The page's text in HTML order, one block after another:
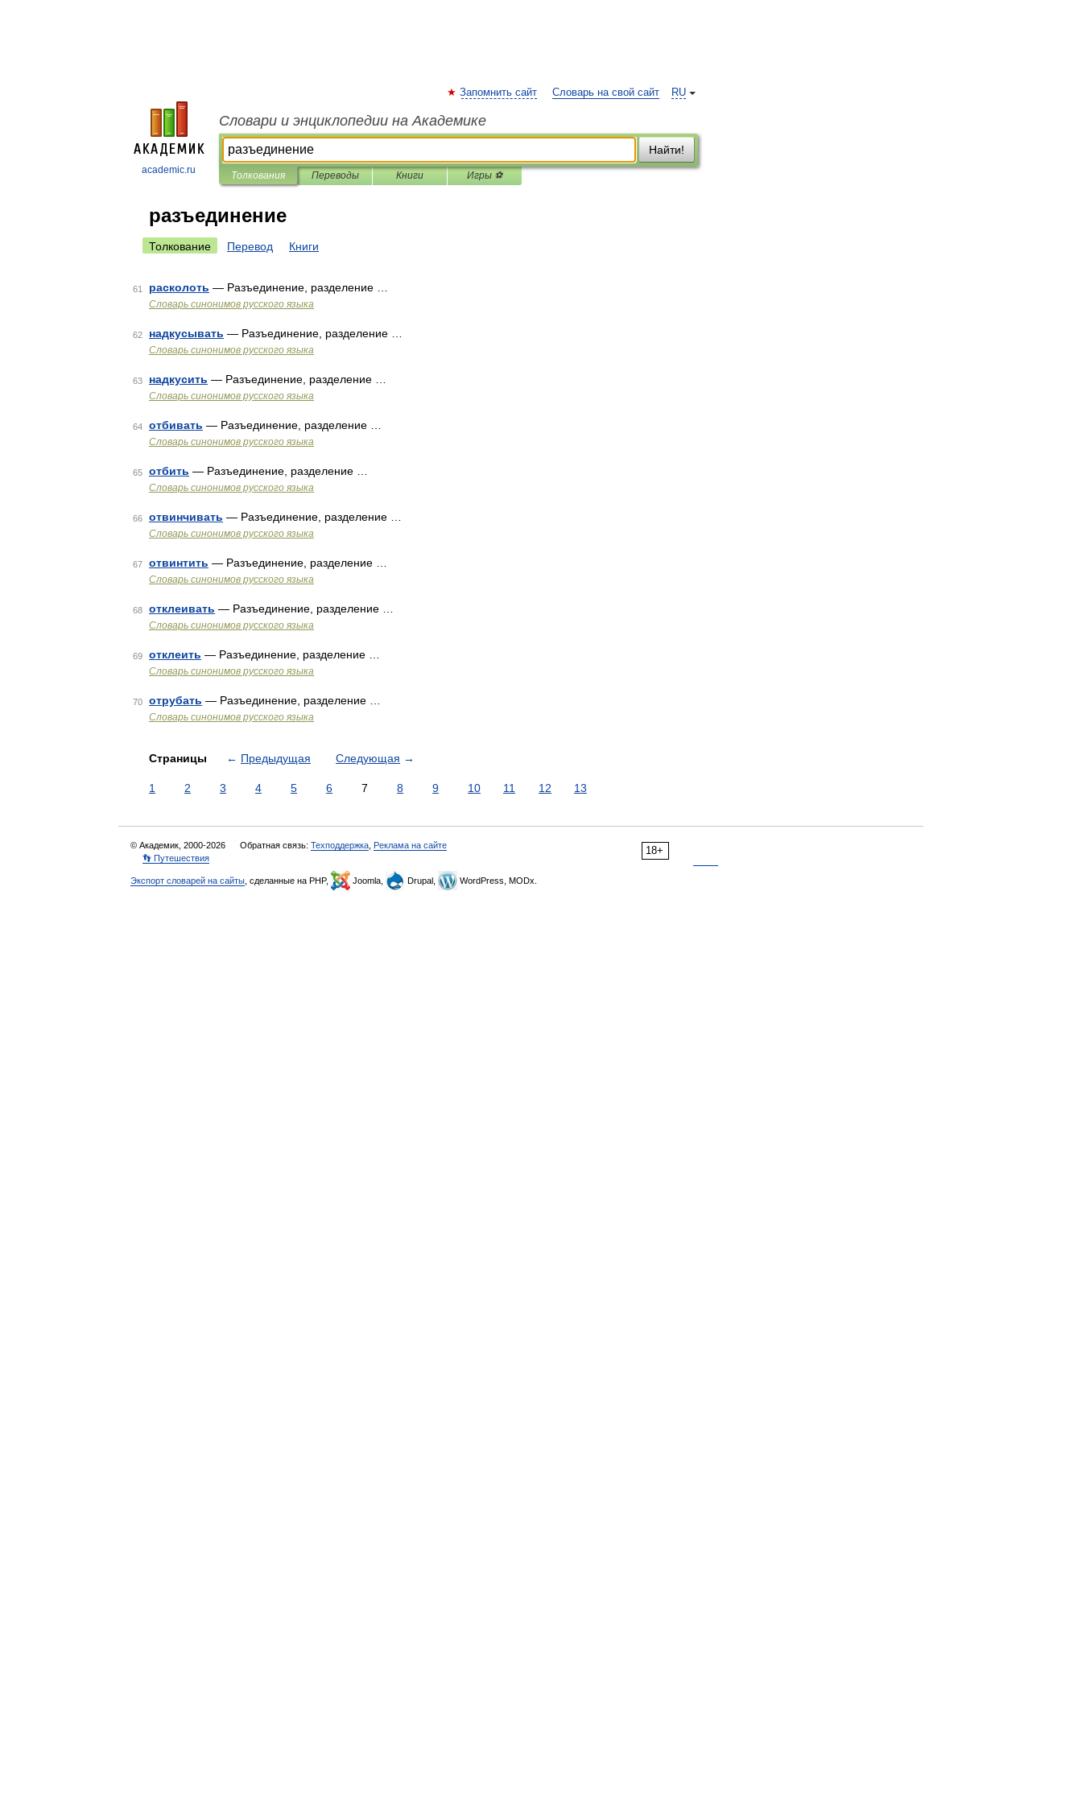
academic.ru
RU
Запомнить сайт Словарь на свой сайт
Словари и энциклопедии на Академике
Найти!
Толкования Переводы Книги Игры ⚽
разъединение
Толкование Перевод Книги
61 расколоть — Разъединение, разделение …
Словарь синонимов русского языка
62 надкусывать — Разъединение, разделение …
Словарь синонимов русского языка
63 надкусить — Разъединение, разделение …
Словарь синонимов русского языка
64 отбивать — Разъединение, разделение …
Словарь синонимов русского языка
65 отбить — Разъединение, разделение …
Словарь синонимов русского языка
66 отвинчивать — Разъединение, разделение …
Словарь синонимов русского языка
67 отвинтить — Разъединение, разделение …
Словарь синонимов русского языка
68 отклеивать — Разъединение, разделение …
Словарь синонимов русского языка
69 отклеить — Разъединение, разделение …
Словарь синонимов русского языка
70 отрубать — Разъединение, разделение …
Словарь синонимов русского языка
Страницы ← Предыдущая Следующая →
1 2 3 4 5 6 7 8 9 10 11 12 13
18+
© Академик, 2000-2026 Обратная связь: Техподдержка Реклама на сайте
👣 Путешествия
Экспорт словарей на сайты , сделанные на PHP, Joomla, Drupal, WordPress, MODx.